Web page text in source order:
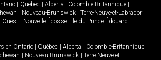
Québec Alberta Colombie-Britannique
Nouveau-Brunswick
Terre-Neuve-et-Labrador
Ouest Nouvelle-Écosse Île-du-Prince-Édouard
en Ontario Québec Alberta
Colombie-Britannique
Nouveau-Brunswick
Terre-Neuve-et-